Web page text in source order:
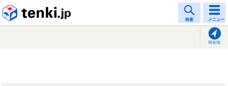
検索 メニュー
現在地